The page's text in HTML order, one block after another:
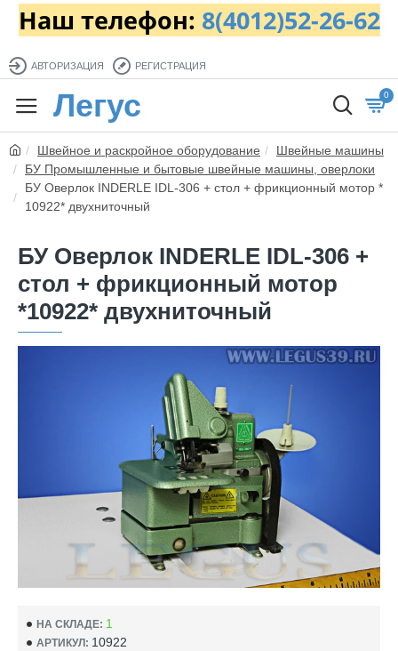
Наш телефон: 8(4012)52-26-62
АВТОРИЗАЦИЯ РЕГИСТРАЦИЯ
Легус 0
Швейное и раскройное оборудование
Швейные машины
БУ Промышленные и бытовые швейные машины, оверлоки
БУ Оверлок INDERLE IDL-306 + стол + фрикционный мотор *
10922* двухниточный
БУ Оверлок INDERLE IDL-306 +
стол + фрикционный мотор
*10922* двухниточный
НА СКЛАДЕ: 1
АРТИКУЛ: 10922